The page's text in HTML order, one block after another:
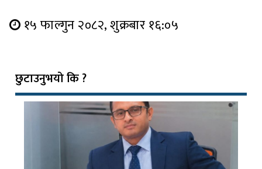
१५ फाल्गुन २०८२, शुक्रबार १६:०५
छुटाउनुभयो कि ?